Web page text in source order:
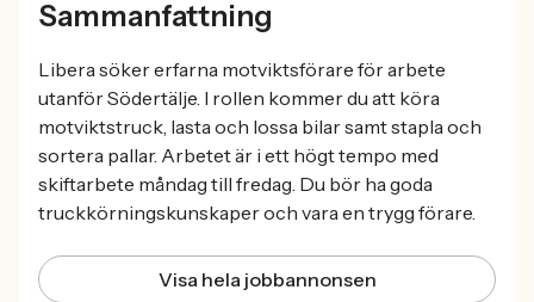
Sammanfattning
Libera söker erfarna motviktsförare för arbete
utanför Södertälje. I rollen kommer du att köra
motviktstruck, lasta och lossa bilar samt stapla och
sortera pallar. Arbetet är i ett högt tempo med
skiftarbete måndag till fredag. Du bör ha goda
truckkörningskunskaper och vara en trygg förare.
Visa hela jobbannonsen